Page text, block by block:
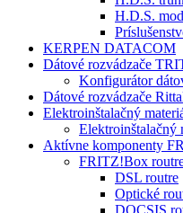
H.D.S.
KERPEN DATACOM
Dátové rozvádzače
Konfigurátor
Dátové rozvádzače
Elektroinštalačný
Elektroinštalačný
Aktívne komponenty
FRITZ!Box
DSL routre
Optické
DOCSIS